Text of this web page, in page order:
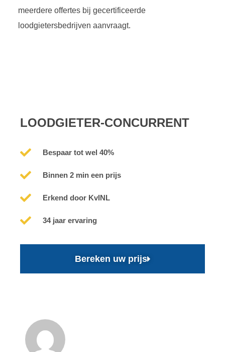
meerdere offertes bij gecertificeerde
loodgietersbedrijven aanvraagt.
LOODGIETER-CONCURRENT
Bespaar tot wel 40%
Binnen 2 min een prijs
Erkend door KvINL
34 jaar ervaring
Bereken uw prijs